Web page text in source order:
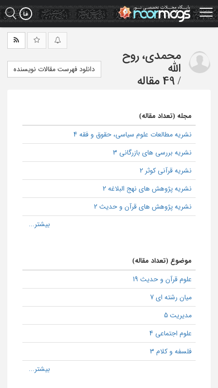
Skip
to
main
محمدی، روح
الله
/ 49 مقاله
دانلود فهرست مقالات نویسنده
مجله (تعداد مقاله)
نشریه مطالعات علوم سیاسی، حقوق و فقه 4
نشریه بررسی های بازرگانی 3
نشریه قرآنی کوثر 2
نشریه پژوهش های نهج البلاغه 2
نشریه پژوهش های قرآن و حدیث 2
موضوع (تعداد مقاله)
علوم قرآن و حدیث 19
میان رشته ای 7
مدیریت 5
علوم اجتماعی 4
فلسفه و کلام 3